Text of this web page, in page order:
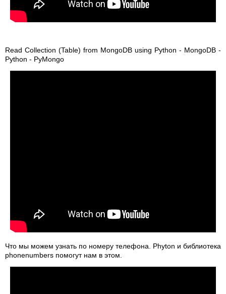
Read Collection (Table) from MongoDB using Python - MongoDB -
Python - PyMongo
Что мы можем узнать по номеру телефона. Phyton и библиотека
phonenumbers помогут нам в этом.